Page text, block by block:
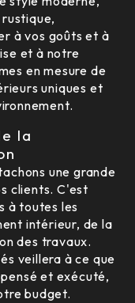
à vos goûts et à
et à notre
en mesure de
uniques et
la
une grande
clients. C'est
à toutes les
intérieur, de la
des travaux.
veillera à ce que
et exécuté,
budget.